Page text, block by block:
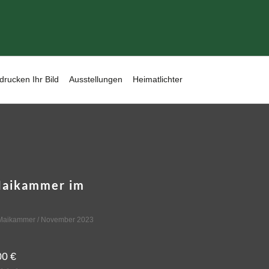
Ihr Bild Ausstellungen Heimatlichter
im
/ November 2023
€